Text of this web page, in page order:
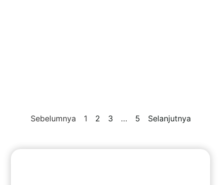
Sebelumnya 1 2 3 … 5 Selanjutnya